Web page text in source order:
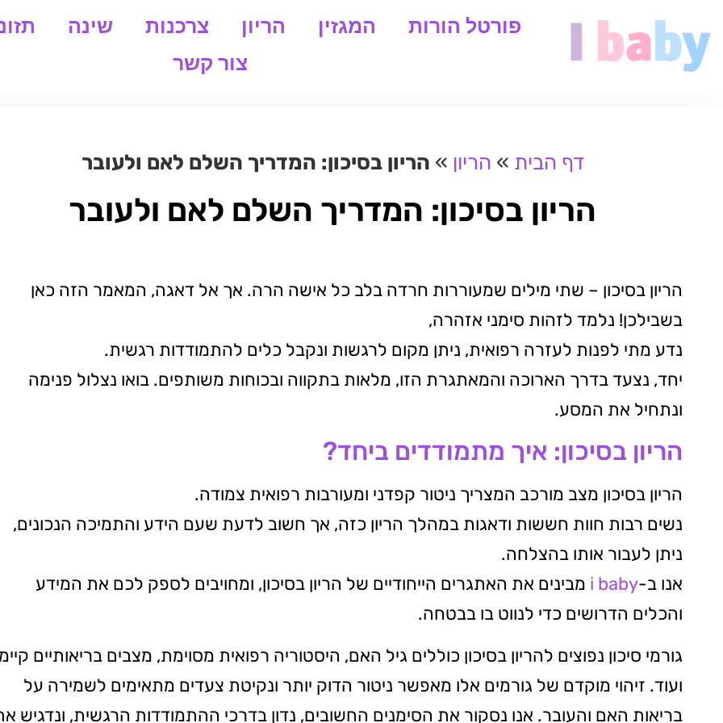
פורטל הורות המגזין הריון צרכנות שינה
צור קשר
דף הבית » הריון » הריון בסיכון: המדריך השלם לאם ולעובר
הריון בסיכון: המדריך השלם לאם ולעובר
הריון בסיכון – שתי מילים שמעוררות חרדה בלב כל אישה הרה. אך אל דאגה, המאמר הזה כאן
בשבילכן! נלמד לזהות סימני אזהרה,
נדע מתי לפנות לעזרה רפואית, ניתן מקום לרגשות ונקבל כלים להתמודדות רגשית.
יחד, נצעד בדרך הארוכה והמאתגרת הזו, מלאות בתקווה ובכוחות משותפים. בואו נצלול פנימה
ונתחיל את המסע.
הריון בסיכון: איך מתמודדים ביחד?
הריון בסיכון מצב מורכב המצריך ניטור קפדני ומעורבות רפואית צמודה.
נשים רבות חוות חששות ודאגות במהלך הריון כזה, אך חשוב לדעת שעם הידע והתמיכה הנכונים,
ניתן לעבור אותו בהצלחה.
אנו ב-i baby מבינים את האתגרים הייחודיים של הריון בסיכון, ומחויבים לספק לכם את המידע
והכלים הדרושים כדי לנווט בו בבטחה.
גורמי סיכון נפוצים להריון בסיכון כוללים גיל האם, היסטוריה רפואית מסוימת, מצבים בריאותיים
ועוד. זיהוי מוקדם של גורמים אלו מאפשר ניטור הדוק יותר ונקיטת צעדים מתאימים לשמירה על
בריאות האם והעובר. אנו נסקור את הסימנים החשובים, נדון בדרכי ההתמודדות הרגשית, ונדגיש